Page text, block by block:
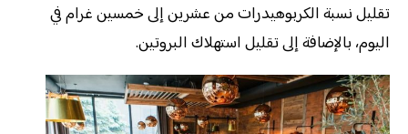
تقليل نسبة الكربوهيدرات من عشرين إلى خمسين غرام في
اليوم، بالإضافة إلى تقليل استهلاك البروتين.